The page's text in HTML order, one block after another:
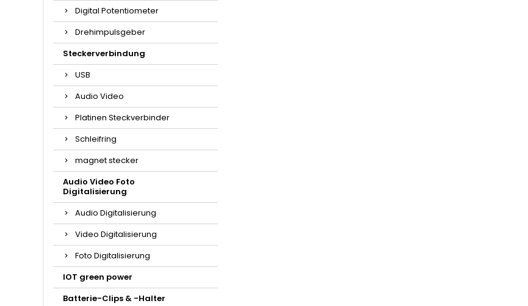
Digital Potentiometer
Drehimpulsgeber
Steckerverbindung
USB
Audio Video
Platinen Steckverbinder
Schleifring
magnet stecker
Audio Video Foto
Digitalisierung
Audio Digitalisierung
Video Digitalisierung
Foto Digitalisierung
IOT green power
Batterie-Clips & -Halter